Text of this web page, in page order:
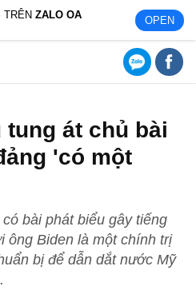
TRÊNZALO OA OPEN
át chủ bài
'có một
bài phát biểu gây tiếng
ông Biden là một chính trị
bị để dẫn dắt nước Mỹ